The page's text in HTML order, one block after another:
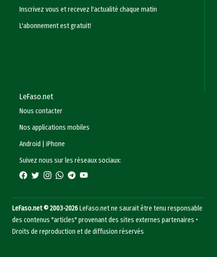
Inscrivez vous et recevez l'actualité chaque matin
L'abonnement est gratuit!
LeFaso.net
Nous contacter
Nos applications mobiles
Android
|iPhone
Suivez nous sur les réseaux sociaux:
LeFaso.net © 2003-2026LeFaso.net ne saurait être tenu responsable
des contenus "articles" provenant des sites externes partenaires •
Droits de reproduction et de diffusion réservés